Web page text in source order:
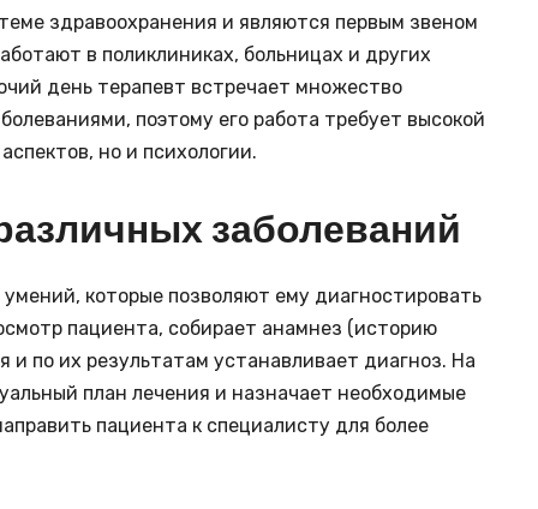
здравоохранения и являются первым звеном
в поликлиниках, больницах и других
день терапевт встречает множество
поэтому его работа требует высокой
но и психологии.
заболеваний
которые позволяют ему диагностировать
пациента, собирает анамнез (историю
по их результатам устанавливает диагноз. На
план лечения и назначает необходимые
пациента к специалисту для более